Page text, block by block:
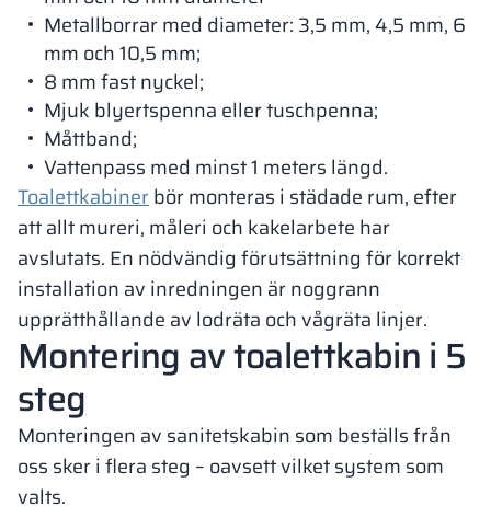
Metallborrar med diameter: 3,5 mm, 4,5 mm, 6
mm och 10,5 mm;
8 mm fast nyckel;
Mjuk blyertspenna eller tuschpenna;
Måttband;
Vattenpass med minst 1 meters längd.
Toalettkabinerbör monteras i städade rum, efter
att allt mureri, måleri och kakelarbete har
avslutats. En nödvändig förutsättning för korrekt
installation av inredningen är noggrann
upprätthållande av lodräta och vågräta linjer.
Montering av toalettkabin i 5
steg
Monteringen av sanitetskabin som beställs från
oss sker i flera steg – oavsett vilket system som
valts.